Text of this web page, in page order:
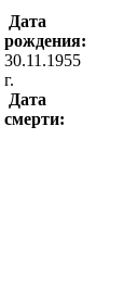
Дата
рождения:
30.11.1955
г.
Дата
смерти: